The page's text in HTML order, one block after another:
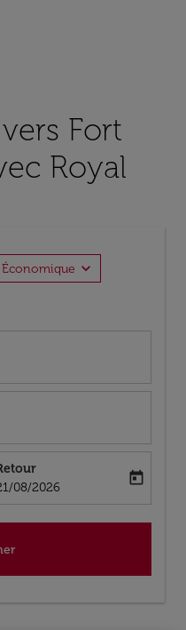
Fort
Royal
Économique expand_more
label
booking-return-date-aria-label
08/2026
today